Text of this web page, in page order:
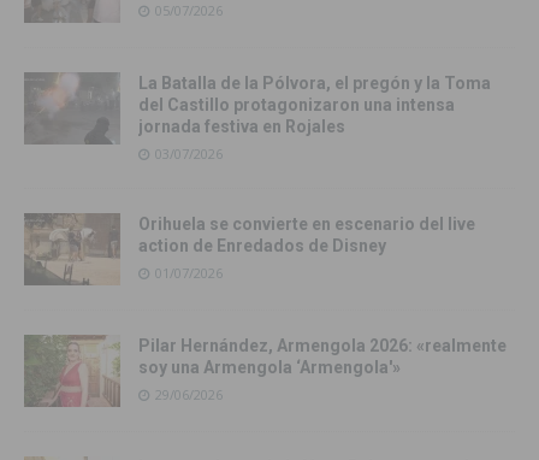
05/07/2026
La Batalla de la Pólvora, el pregón y la Toma
del Castillo protagonizaron una intensa
jornada festiva en Rojales
03/07/2026
Orihuela se convierte en escenario del live
action de Enredados de Disney
01/07/2026
Pilar Hernández, Armengola 2026: «realmente
soy una Armengola ‘Armengola'»
29/06/2026